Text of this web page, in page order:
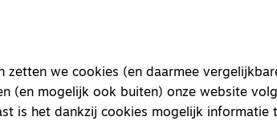
Kvk-nummer 33277063
NL46 INGB 0117 5827 86
we cookies (en daarmee
(en mogelijk ook buiten) onze website
is het dankzij cookies mogelijk informatie